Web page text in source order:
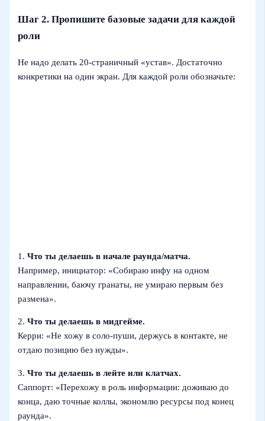
Шаг 2. Пропишите базовые задачи для каждой
роли
Не надо делать 20‑страничный «устав». Достаточно
конкретики на один экран. Для каждой роли обозначьте:
1.Что ты делаешь в начале раунда/матча.
Например, инициатор: «Собираю инфу на одном
направлении, баючу гранаты, не умираю первым без
размена».
2.Что ты делаешь в мидгейме.
Керри: «Не хожу в соло‑пуши, держусь в контакте, не
отдаю позицию без нужды».
3.Что ты делаешь в лейте или клатчах.
Саппорт: «Перехожу в роль информации: доживаю до
конца, даю точные коллы, экономлю ресурсы под конец
раунда».